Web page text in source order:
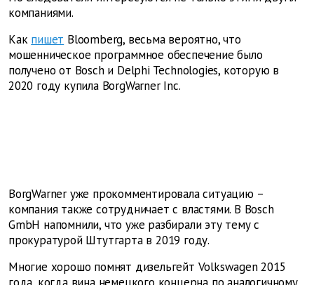
компаниями.
Как пишет Bloomberg, весьма вероятно, что
мошенническое программное обеспечение было
получено от Bosch и Delphi Technologies, которую в
2020 году купила BorgWarner Inc.
BorgWarner уже прокомментировала ситуацию –
компания также сотрудничает с властями. В Bosch
GmbH напомнили, что уже разбирали эту тему с
прокуратурой Штутгарта в 2019 году.
Многие хорошо помнят дизельгейт Volkswagen 2015